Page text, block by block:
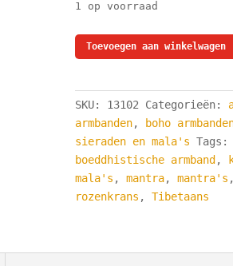
1 op voorraad
Wikkel
Armband
Rode
Granaat
aantal
Toevoegen aan winkelwagen
SKU: 13102 Categorieën:
armbanden, boho
sieraden en mala's Tags:
boeddhistische armband ,
mala's ,mantra,mantra's
rozenkrans ,Tibetaans